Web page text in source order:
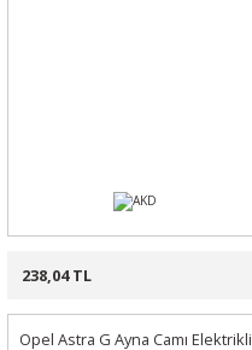
238,04 TL
Opel Astra G Ayna Camı Elektrikli